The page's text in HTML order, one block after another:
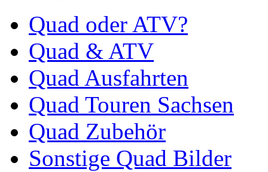
Quad oder ATV?
Quad & ATV
Quad Ausfahrten
Quad Touren Sachsen
Quad Zubehör
Sonstige Quad Bilder